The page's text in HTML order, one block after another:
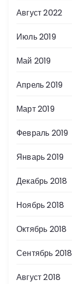
Август 2022
Июль 2019
Май 2019
Апрель 2019
Март 2019
Февраль 2019
Январь 2019
Декабрь 2018
Ноябрь 2018
Октябрь 2018
Сентябрь 2018
Август 2018